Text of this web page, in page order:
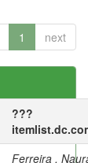
1 next
???
Ferreira ,